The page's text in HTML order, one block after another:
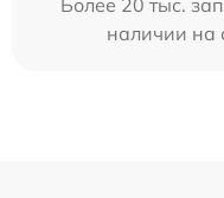
Более 20 тыс.
наличии на